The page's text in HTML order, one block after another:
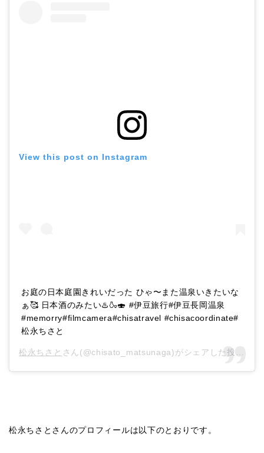
View this post on Instagram
お庭の日本庭園きれいだった ひゃ〜また温泉いきたいな
ぁ🥰 日本酒のみたい♨️🍶🍣 #伊豆旅行#伊豆長岡温泉
#memorry#filmcamera#chisatravel #chisacoordinate#
松永ちさと
松永ちさと さん(@chisato_matsunaga)がシェアした投稿 –
松永ちさとさんのプロフィールは以下のとおりです。